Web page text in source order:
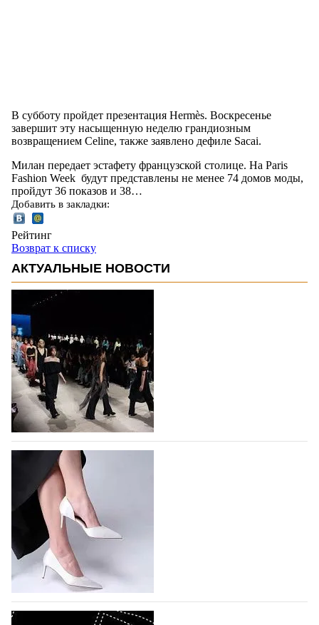
В субботу пройдет презентация Hermès. Воскресенье
завершит эту насыщенную неделю грандиозным
возвращением Celine, также заявлено дефиле Sacai.
Милан передает эстафету французской столице. На Paris
Fashion Week будут представлены не менее 74 домов моды,
пройдут 36 показов и 38…
Добавить в закладки:
Рейтинг
Возврат к списку
АКТУАЛЬНЫЕ НОВОСТИ
На участие в Московской неделе моды
подано 1047 заявок
На участие в седьмой Московской неделе моды,
которая пройдет в российской столице с 26 сентября
по 1 октября, уже подано 1047 заявок. Примерно
половину из них (494) прислали дизайнеры,
коллекции которых не были представлены в…
07.08.2026 726
BALLINA представит свои новинки на Euro